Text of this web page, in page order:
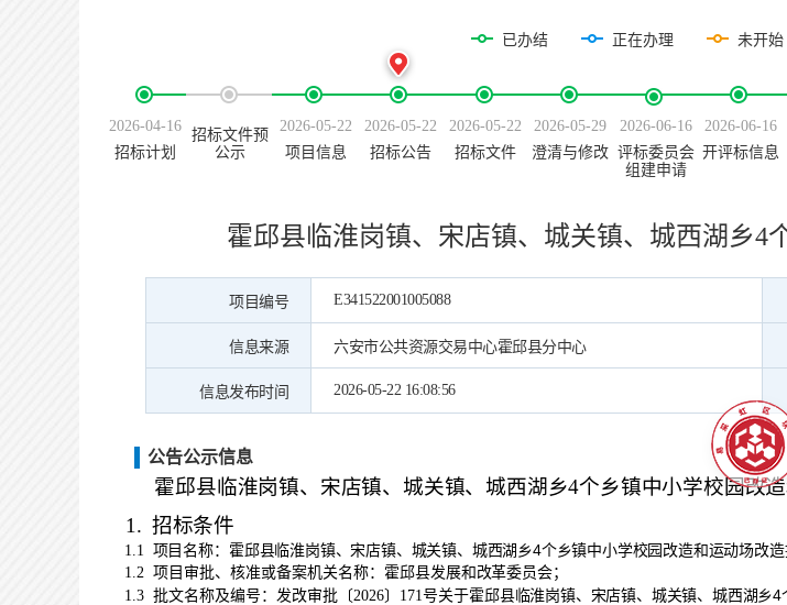
已办结 正在办理 未开始
2026-04-16
招标计划
招标文件预
公示
2026-05-22
项目信息
2026-05-22
招标公告
2026-05-22
招标文件
2026-05-29
澄清与修改
2026-06-16
评标委员会
组建申请
2026-06-16
开评标信息
霍邱县临淮岗镇、宋店镇、城关镇、城西湖乡4
项目编号 E341522001005088
信息来源 六安市公共资源交易中心霍邱县分中心
信息发布时间 2026-05-22 16:08:56
公告公示信息
霍邱县临淮岗镇、宋店镇、城关镇、城西湖乡4个乡镇中小学校园改
1. 招标条件
1.1 项目名称： 霍邱县临淮岗镇、宋店镇、城关镇、城西湖乡4个乡镇中小学校园改造和运动场改造
1.2项目审批、核准或备案机关名称： 霍邱县发展和改革委员会；
1.3批文名称及编号： 发改审批 〔 2026〕 171号关于霍邱县临淮岗镇、宋店镇、城关镇、城西湖乡4